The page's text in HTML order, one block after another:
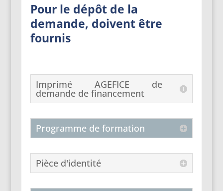
Pour le dépôt de la
demande, doivent être
fournis
Imprimé AGEFICE de
demande de financement
Programme de formation
Pièce d'identité